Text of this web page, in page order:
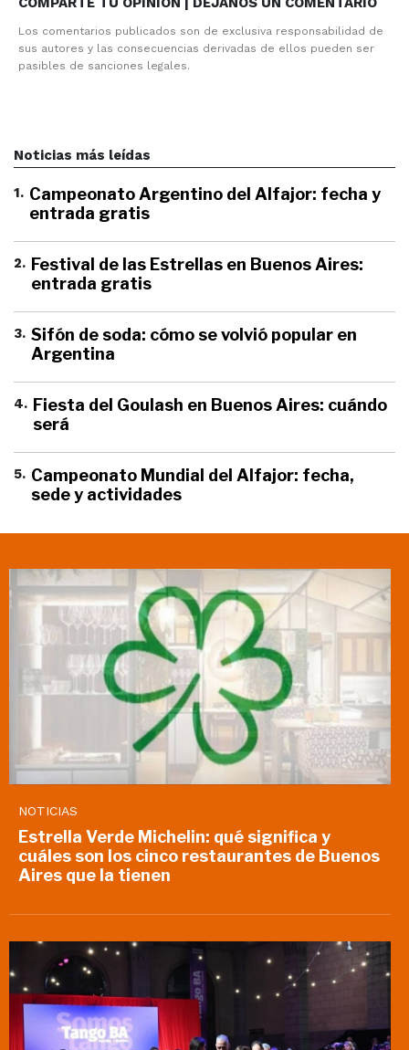
Los comentarios publicados son de exclusiva responsabilidad de
sus autores y las consecuencias derivadas de ellos pueden ser
pasibles de sanciones legales.
Noticias más leídas
1. Campeonato Argentino del Alfajor: fecha y
entrada gratis
2. Festival de las Estrellas en Buenos Aires:
entrada gratis
3. Sifón de soda: cómo se volvió popular en
Argentina
4. Fiesta del Goulash en Buenos Aires: cuándo
será
5. Campeonato Mundial del Alfajor: fecha,
sede y actividades
NOTICIAS
Estrella Verde Michelin: qué significa y
cuáles son los cinco restaurantes de Buenos
Aires que la tienen